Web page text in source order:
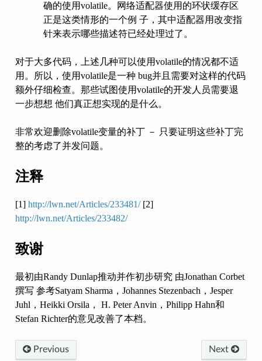
确的使用volatile。网络适配器使用的环状缓存区
正是这类情形的一个例 子，其中适配器用改变指
针来表示哪些描述符已经处理过了。
对于大多代码，上述几种可以使用volatile的情况都不适
用。所以，使用volatile是一种 bug并且需要对这样的代码
额外仔细检查。那些试图使用volatile的开发人员需要退
一步想想 他们真正想实现的是什么。
非常欢迎删除volatile变量的补丁 － 只要证明这些补丁完
整的考虑了并发问题。
注释
[1] http://lwn.net/Articles/233481/[2]
http://lwn.net/Articles/233482/
致谢
最初由Randy Dunlap推动并作初步研究 由Jonathan Corbet
撰写 参考Satyam Sharma，Johannes Stezenbach，Jesper
Juhl，Heikki Orsila， H. Peter Anvin，Philipp Hahn和
Stefan Richter的意见改善了本档。
Next
Previous